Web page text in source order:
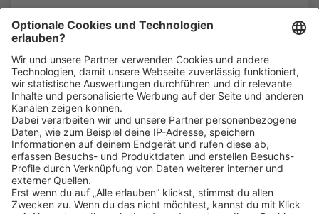
Bin ich für die Stelle geeignet?
Klickehier, um alle offenen Jobs zu sehen.